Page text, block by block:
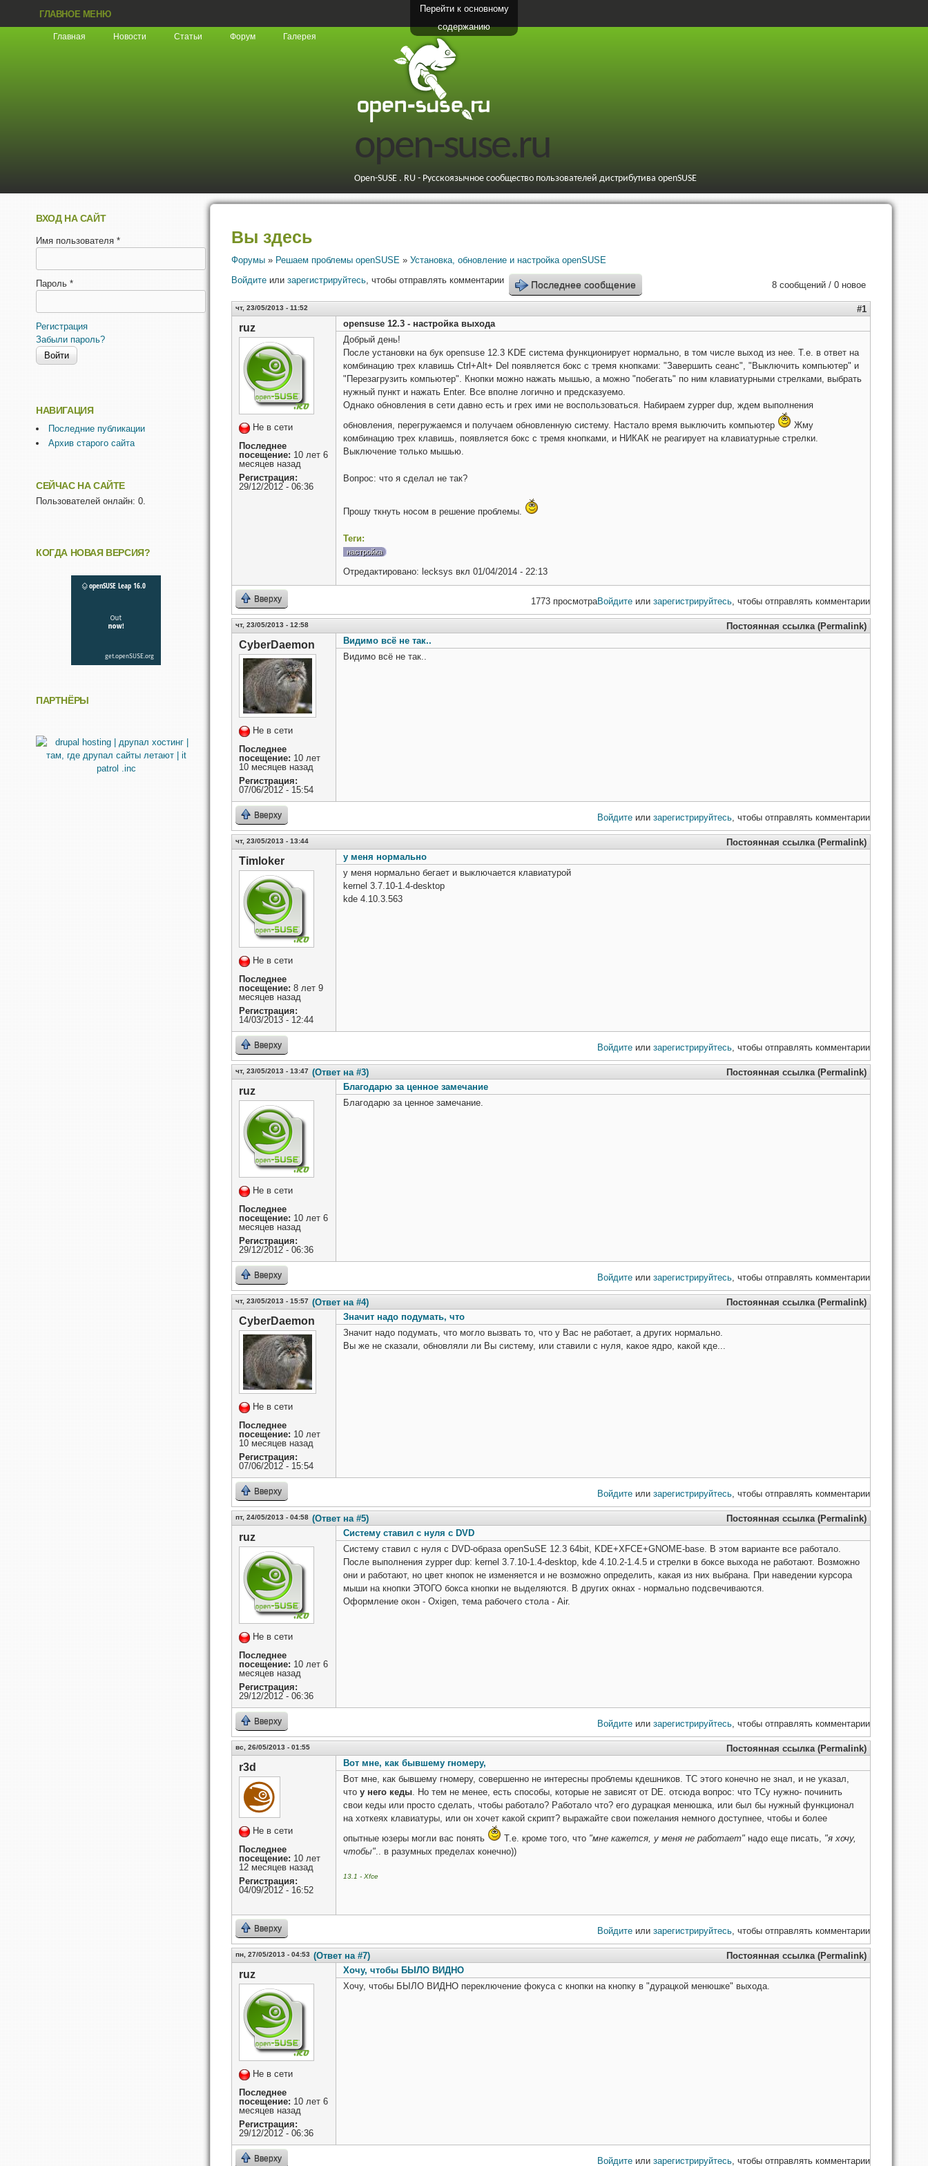
Перейти к основному
содержанию
ГЛАВНОЕ МЕНЮ
Главная Новости Статьи Форум Галерея
open-suse.ru
Open-SUSE . RU - Русскоязычное сообщество пользователей дистрибутива openSUSE
Вы здесь
Форумы » Решаем проблемы openSUSE » Установка, обновление и настройка openSUSE
8 сообщений / 0 новое
Войдите или зарегистрируйтесь, чтобы отправлять комментарии Последнее сообщение
чт, 23/05/2013 - 11:52 #1
ruz
Не в сети
Последнее
посещение: 10 лет 6
месяцев назад
Регистрация:
29/12/2012 - 06:36
opensuse 12.3 - настройка выхода
Добрый день!
После установки на бук opensuse 12.3 KDE система функционирует нормально, в том числе выход из нее. Т.е. в ответ на
комбинацию трех клавишь Ctrl+Alt+ Del появляется бокс с тремя кнопками: "Завершить сеанс", "Выключить компьютер" и
"Перезагрузить компьютер". Кнопки можно нажать мышью, а можно "побегать" по ним клавиатурными стрелками, выбрать
нужный пункт и нажать Enter. Все вполне логично и предсказуемо.
Однако обновления в сети давно есть и грех ими не воспользоваться. Набираем zypper dup, ждем выполнения
обновления, перегружаемся и получаем обновленную систему. Настало время выключить компьютер
Жму
комбинацию трех клавишь, появляется бокс с тремя кнопками, и НИКАК не реагирует на клавиатурные стрелки.
Выключение только мышью.
Вопрос: что я сделал не так?
Прошу ткнуть носом в решение проблемы.
Теги:
настройка
Отредактировано: lecksys вкл 01/04/2014 - 22:13
Вверху 1773 просмотраВойдите или зарегистрируйтесь , чтобы отправлять комментарии
чт, 23/05/2013 - 12:58 Постоянная ссылка (Permalink)
CyberDaemon
Не в сети
Последнее
посещение: 10 лет
10 месяцев назад
Регистрация:
07/06/2012 - 15:54
Видимо всё не так..
Видимо всё не так..
Вверху Войдите или зарегистрируйтесь , чтобы отправлять комментарии
чт, 23/05/2013 - 13:44 Постоянная ссылка (Permalink)
Timloker
Не в сети
Последнее
посещение: 8 лет 9
месяцев назад
Регистрация:
14/03/2013 - 12:44
у меня нормально
у меня нормально бегает и выключается клавиатурой
kernel 3.7.10-1.4-desktop
kde 4.10.3.563
Вверху Войдите или зарегистрируйтесь , чтобы отправлять комментарии
чт, 23/05/2013 - 13:47 (Ответ на #3) Постоянная ссылка (Permalink)
ruz
Не в сети
Последнее
посещение: 10 лет 6
месяцев назад
Регистрация:
29/12/2012 - 06:36
Благодарю за ценное замечание
Благодарю за ценное замечание.
Вверху Войдите или зарегистрируйтесь , чтобы отправлять комментарии
чт, 23/05/2013 - 15:57 (Ответ на #4) Постоянная ссылка (Permalink)
CyberDaemon
Не в сети
Последнее
посещение: 10 лет
10 месяцев назад
Регистрация:
07/06/2012 - 15:54
Значит надо подумать, что
Значит надо подумать, что могло вызвать то, что у Вас не работает, а других нормально.
Вы же не сказали, обновляли ли Вы систему, или ставили с нуля, какое ядро, какой кде...
Вверху Войдите или зарегистрируйтесь , чтобы отправлять комментарии
пт, 24/05/2013 - 04:58 (Ответ на #5) Постоянная ссылка (Permalink)
ruz
Не в сети
Последнее
посещение: 10 лет 6
месяцев назад
Регистрация:
29/12/2012 - 06:36
Систему ставил с нуля с DVD
Систему ставил с нуля с DVD-образа openSuSE 12.3 64bit, KDE+XFCE+GNOME-base. В этом варианте все работало.
После выполнения zypper dup: kernel 3.7.10-1.4-desktop, kde 4.10.2-1.4.5 и стрелки в боксе выхода не работают. Возможно
они и работают, но цвет кнопок не изменяется и не возможно определить, какая из них выбрана. При наведении курсора
мыши на кнопки ЭТОГО бокса кнопки не выделяются. В других окнах - нормально подсвечиваются.
Оформление окон - Oxigen, тема рабочего стола - Air.
Вверху Войдите или зарегистрируйтесь , чтобы отправлять комментарии
вс, 26/05/2013 - 01:55 Постоянная ссылка (Permalink)
r3d
Не в сети
Последнее
посещение: 10 лет
12 месяцев назад
Регистрация:
04/09/2012 - 16:52
Вот мне, как бывшему гномеру,
Вот мне, как бывшему гномеру, совершенно не интересны проблемы кдешников. ТС этого конечно не знал, и не указал,
что у него кеды . Но тем не менее, есть способы, которые не зависят от DE. отсюда вопрос: что ТСу нужно- починить
свои кеды или просто сделать, чтобы работало? Работало что? его дурацкая менюшка, или был бы нужный функционал
на хоткеях клавиатуры, или он хочет какой скрипт? выражайте свои пожелания немного доступнее, чтобы и более
опытные юзеры могли вас понять
Т.е. кроме того, что "мне кажется, у меня не работает" надо еще писать, "я хочу,
чтобы" .. в разумных пределах конечно))
13.1 - Xfce
Вверху Войдите или зарегистрируйтесь , чтобы отправлять комментарии
пн, 27/05/2013 - 04:53 (Ответ на #7) Постоянная ссылка (Permalink)
ruz
Не в сети
Последнее
посещение: 10 лет 6
месяцев назад
Регистрация:
29/12/2012 - 06:36
Хочу, чтобы БЫЛО ВИДНО
Хочу, чтобы БЫЛО ВИДНО переключение фокуса с кнопки на кнопку в "дурацкой менюшке" выхода.
Вверху Войдите или зарегистрируйтесь , чтобы отправлять комментарии
ВХОД НА САЙТ
Имя пользователя *
Пароль *
Регистрация
Забыли пароль?
НАВИГАЦИЯ
Последние публикации
Архив старого сайта
СЕЙЧАС НА САЙТЕ
Пользователей онлайн: 0.
КОГДА НОВАЯ ВЕРСИЯ?
ПАРТНЁРЫ